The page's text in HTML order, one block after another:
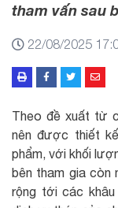
tham vấn sau
22/08/2025
Theo đề xuất từ
nên được thiết
phẩm, với khối
bên tham gia còn
rộng tới các